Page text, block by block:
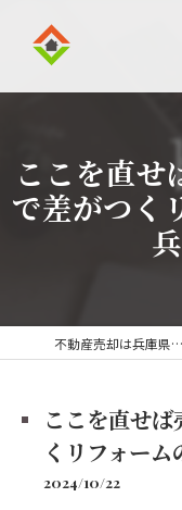
ここを直せ
で差がつく
不動産売却は兵庫県伊丹市の株式会社アークエステート
ここを直せ
くリフォー
2024/10/22